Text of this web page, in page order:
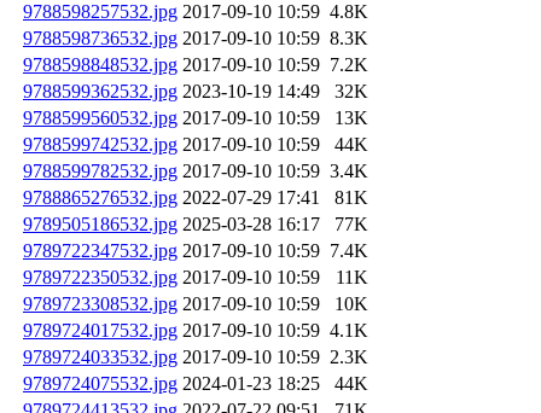
9788598257532.jpg 2017-09-10 10:59 4.8K
9788598736532.jpg 2017-09-10 10:59 8.3K
9788598848532.jpg 2017-09-10 10:59 7.2K
9788599362532.jpg 2023-10-19 14:49
32K
9788599560532.jpg 2017-09-10 10:59
13K
9788599742532.jpg 2017-09-10 10:59
44K
9788599782532.jpg 2017-09-10 10:59 3.4K
9788865276532.jpg 2022-07-29 17:41
81K
9789505186532.jpg 2025-03-28 16:17
77K
9789722347532.jpg 2017-09-10 10:59 7.4K
9789722350532.jpg 2017-09-10 10:59
11K
9789723308532.jpg 2017-09-10 10:59
10K
9789724017532.jpg 2017-09-10 10:59 4.1K
9789724033532.jpg 2017-09-10 10:59 2.3K
9789724075532.jpg 2024-01-23 18:25
44K